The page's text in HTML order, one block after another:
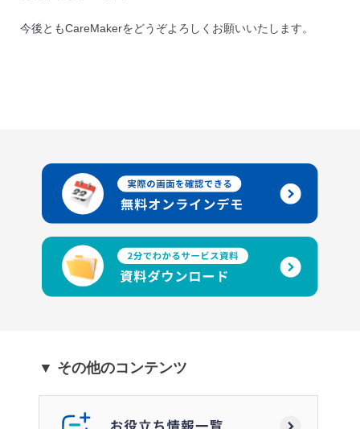
今後ともCareMakerをどうぞよろしくお願いいたします。
▼ その他のコンテンツ